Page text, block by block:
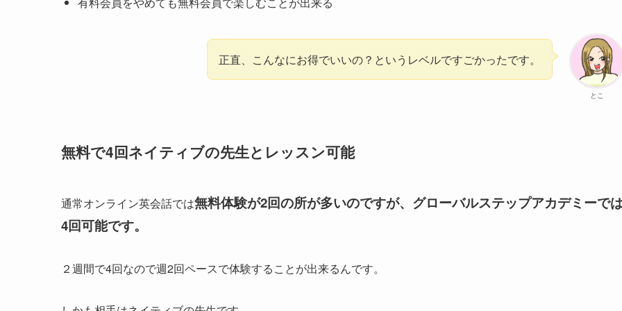
とこ
正直、こんなにお得でいいの？というレベルですごかったです。
無料で4回ネイティブの先生とレッスン可能
通常オンライン英会話では無料体験が2回の所が多いのですが、グローバルステップアカデミーで
4回可能です。
２週間で4回なので週2回ペースで体験することが出来るんです。